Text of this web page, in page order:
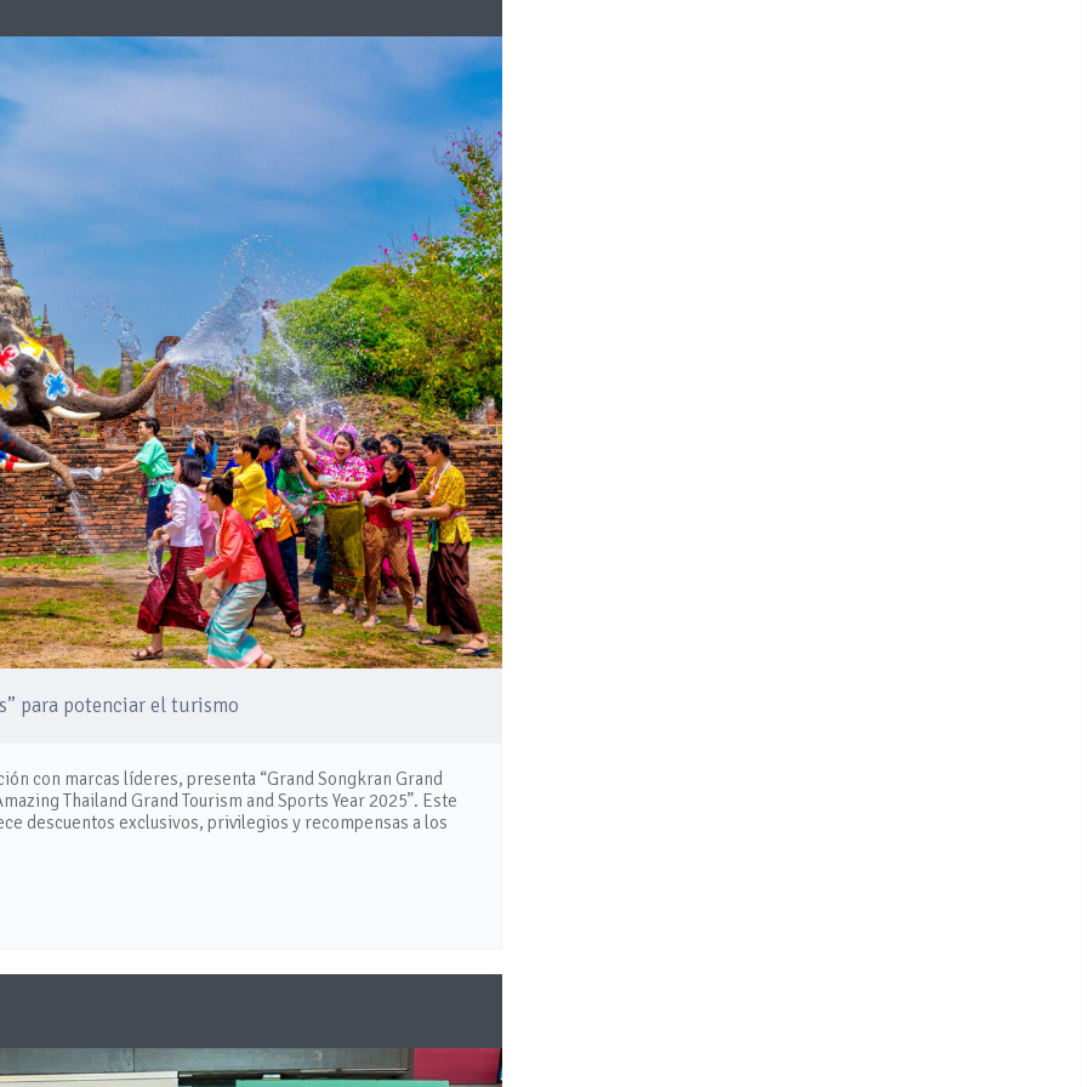
para potenciar el turismo
con marcas líderes, presenta “Grand Songkran Grand
Thailand Grand Tourism and Sports Year 2025”. Este
descuentos exclusivos, privilegios y recompensas a los